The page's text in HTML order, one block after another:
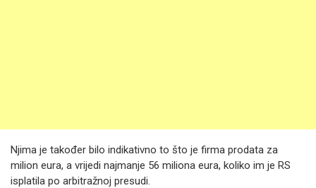
Njima je također bilo indikativno to što je firma prodata za
milion eura, a vrijedi najmanje 56 miliona eura, koliko im je RS
isplatila po arbitražnoj presudi.